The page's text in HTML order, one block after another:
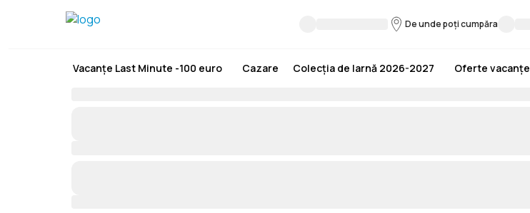
De unde poți cumpăra
Vacanțe Last Minute -100 euro Cazare Colecția de Iarnă 2026-2027 Oferte vacanțe